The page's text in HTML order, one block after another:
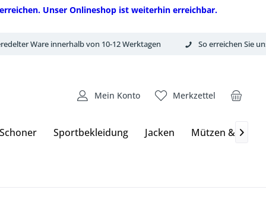
Unser Onlineshop ist weiterhin erreichbar.
Ware innerhalb von 10-12 Werktagen So erreichen Sie
Merkzettel
Mein Konto
Sportbekleidung Jacken Mützen & 